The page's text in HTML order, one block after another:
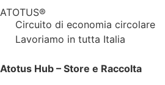
ATOTUS®
Circuito di economia circolare
Lavoriamo in tutta Italia
Atotus Hub – Store e Raccolta